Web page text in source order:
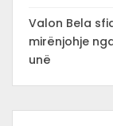
Valon Bela
mirënjohje
unë